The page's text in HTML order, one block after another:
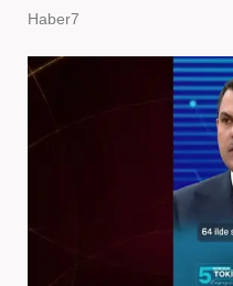
Haber7